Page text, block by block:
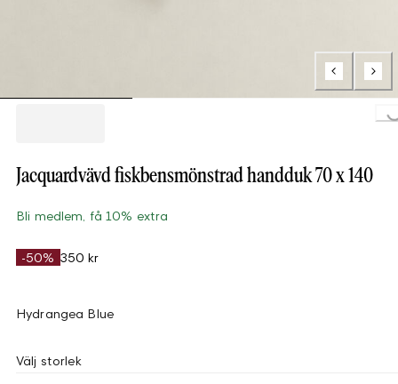
Jacquardvävd fiskbensmönstrad handduk 70 x 140
Bli medlem, få 10% extra
-50% 350 kr
Hydrangea Blue
Välj storlek